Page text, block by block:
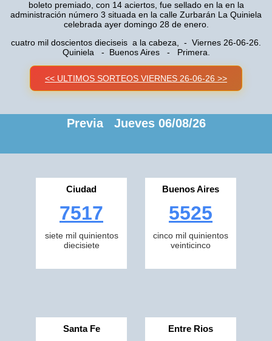
boleto premiado, con 14 aciertos, fue sellado en la en la
administración número 3 situada en la calle Zurbarán La Quiniela
celebrada ayer domingo 28 de enero.
cuatro mil doscientos dieciseis a la cabeza, - Viernes 26-06-26.
Quiniela - Buenos Aires - Primera.
<< ULTIMOS SORTEOS VIERNES 26-06-26 >>
Previa Jueves 06/08/26
Ciudad
7517
siete mil quinientos
diecisiete
Buenos Aires
5525
cinco mil quinientos
veinticinco
Santa Fe Entre Rios